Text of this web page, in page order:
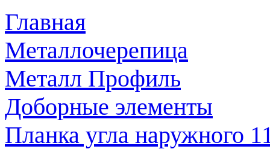
Главная
Металлочерепица
Металл Профиль
Доборные элементы
Планка угла наружного